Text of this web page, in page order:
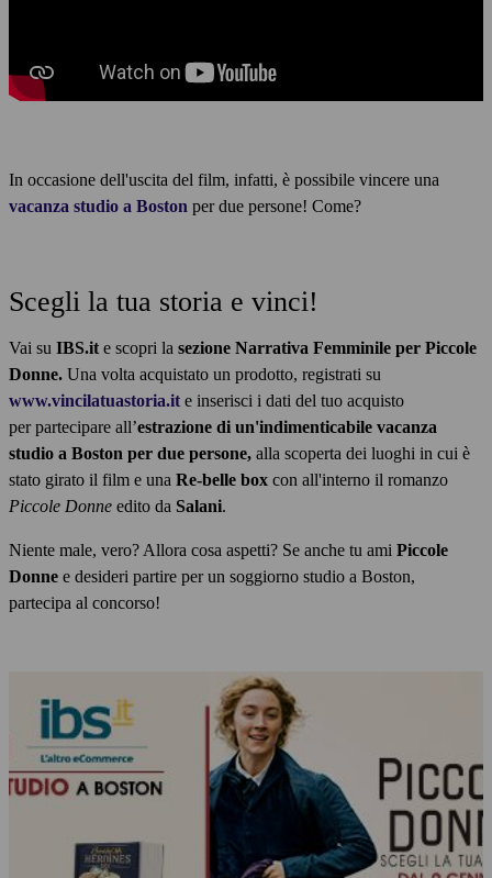
In occasione dell'uscita del film, infatti, è possibile vincere una
vacanza studio a Boston per due persone! Come?
Scegli la tua storia e vinci!
Vai su IBS.it e scopri la sezione Narrativa Femminile per Piccole
Donne. Una volta acquistato un prodotto, registrati su
www.vincilatuastoria.it e inserisci i dati del tuo acquisto
per partecipare all’estrazione di un'indimenticabile vacanza
studio a Boston per due persone, alla scoperta dei luoghi in cui è
stato girato il film e una Re-belle box con all'interno il romanzo
Piccole Donne edito da Salani.
Niente male, vero? Allora cosa aspetti? Se anche tu ami Piccole
Donne e desideri partire per un soggiorno studio a Boston,
partecipa al concorso!